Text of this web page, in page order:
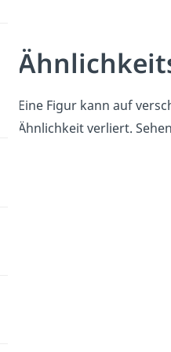
Eine Figur kann auf
Ähnlichkeit verliert.